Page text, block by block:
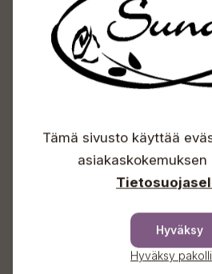
Sundin
Avoinna
Info & vaihde
+358 50 388 9592
Tämä sivusto käyttää
asiakaskokemuksen
Hyväksy
Hyväksy